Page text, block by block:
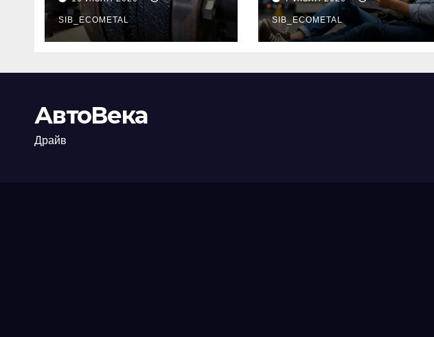
огнезащиты
фланцевых
соединений
SIB_ECOMETAL
требования и
потенциальные
риски
SIB_ECOMETAL
АвтоВека
Драйв